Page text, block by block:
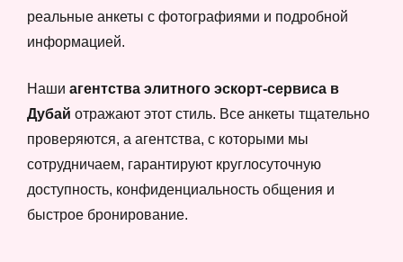
реальные анкеты с фотографиями и подробной
информацией.
Наши агентства элитного эскорт-сервиса в
Дубай отражают этот стиль. Все анкеты тщательно
проверяются, а агентства, с которыми мы
сотрудничаем, гарантируют круглосуточную
доступность, конфиденциальность общения и
быстрое бронирование.